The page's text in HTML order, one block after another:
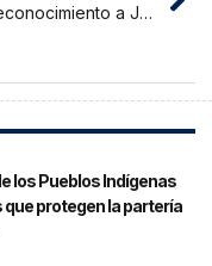
Gran reconocimiento a JOSHELIN
los Pueblos Indígenas
protegen la partería